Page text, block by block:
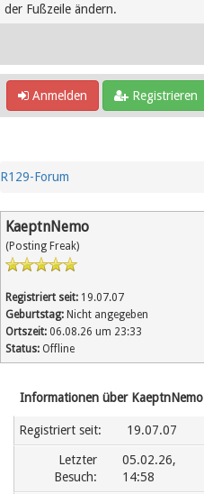
der Fußzeile ändern.
Anmelden Registrieren
R129-Forum
KaeptnNemo
(Posting Freak)
Registriert seit: 19.07.07
Geburtstag: Nicht angegeben
Ortszeit: 06.08.26 um 23:33
Status: Offline
Informationen über KaeptnNemo
Registriert seit: 19.07.07
Letzter
Besuch:
05.02.26,
14:58